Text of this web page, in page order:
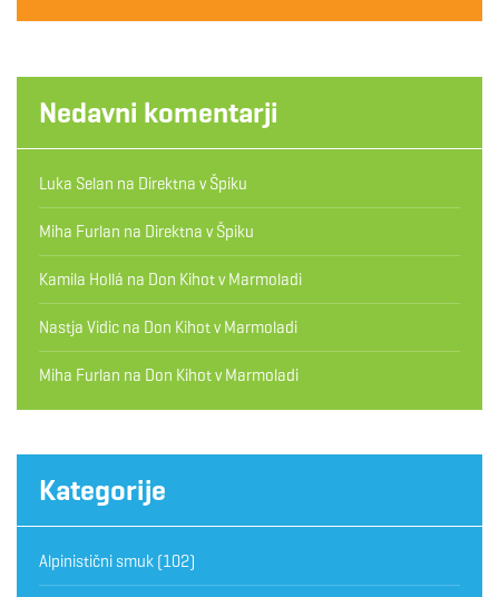
Nedavni komentarji
Luka Selan na Direktna v Špiku
Miha Furlan na Direktna v Špiku
Kamila Hollá na Don Kihot v Marmoladi
Nastja Vidic na Don Kihot v Marmoladi
Miha Furlan na Don Kihot v Marmoladi
Kategorije
Alpinistični smuk (102)